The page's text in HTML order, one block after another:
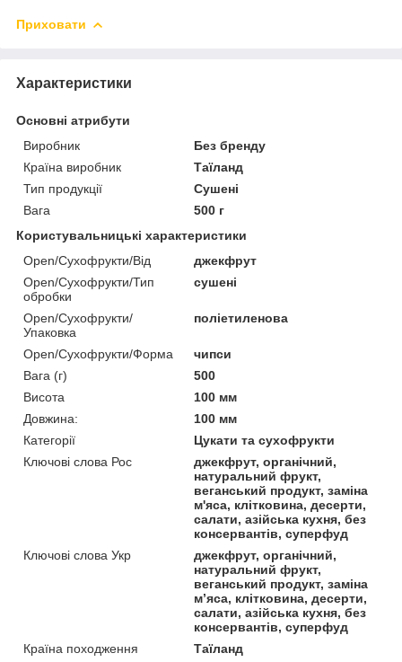
Приховати
Характеристики
Основні атрибути
Виробник
Без бренду
Країна виробник
Таїланд
Тип продукції
Сушені
Вага
500 г
Користувальницькі характеристики
Open/Сухофрукти/Від
джекфрут
Open/Сухофрукти/Тип
обробки
сушені
Open/Сухофрукти/
Упаковка
поліетиленова
Open/Сухофрукти/Форма
чипси
Вага (г)
500
Висота
100 мм
Довжина:
100 мм
Категорії
Цукати та сухофрукти
Ключові слова Рос
джекфрут, органічний,
натуральний фрукт,
веганський продукт, заміна
м'яса, клітковина, десерти,
салати, азійська кухня, без
консервантів, суперфуд
Ключові слова Укр
джекфрут, органічний,
натуральний фрукт,
веганський продукт, заміна
м’яса, клітковина, десерти,
салати, азійська кухня, без
консервантів, суперфуд
Країна походження
Таїланд